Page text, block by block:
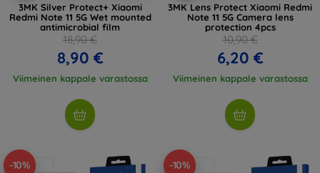
3MK Silver Protect+ Xiaomi
Redmi Note 11 5G Wet mounted
antimicrobial film
18,90 €
8,90 €
Viimeinen kappale varastossa
3MK Lens Protect Xiaomi Redmi
Note 11 5G Camera lens
protection 4pcs
10,90 €
6,20 €
Viimeinen kappale varastossa
-10% -10%